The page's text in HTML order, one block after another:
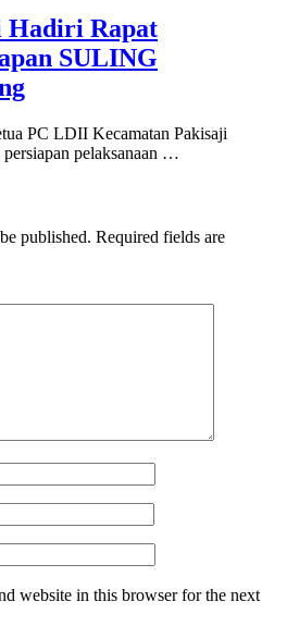
Hadiri Rapat
SULING
PC LDII Kecamatan Pakisaji
pelaksanaan …
published. Required fields are
website in this browser for the next